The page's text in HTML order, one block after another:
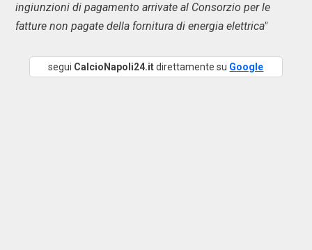
ingiunzioni di pagamento arrivate al Consorzio per le
fatture non pagate della fornitura di energia elettrica"
segui CalcioNapoli24.itdirettamente su Google